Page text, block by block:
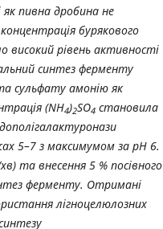
пивна дробина не
бурякового
високий рівень активності
синтез ферменту
сульфату амонію як
(NH4)2SO4 становила
5–7 з максимумом за pH 6.
та внесення 5 % посівного
ферменту. Отримані
лігноцелюлозних